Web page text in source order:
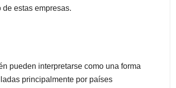
estas empresas.
pueden interpretarse como una forma
principalmente por países